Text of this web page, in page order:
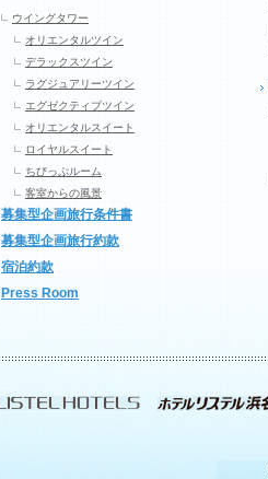
ウイングタワー
オリエンタルツイン
デラックスツイン
ラグジュアリーツイン
エグゼクティブツイン
オリエンタルスイート
ロイヤルスイート
ちびっぷルーム
客室からの風景
募集型企画旅行条件書
募集型企画旅行約款
宿泊約款
Press Room